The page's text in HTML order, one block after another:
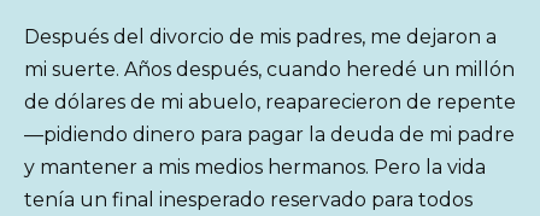
Después del divorcio de mis padres, me dejaron a
mi suerte. Años después, cuando heredé un millón
de dólares de mi abuelo, reaparecieron de repente
—pidiendo dinero para pagar la deuda de mi padre
y mantener a mis medios hermanos. Pero la vida
tenía un final inesperado reservado para todos